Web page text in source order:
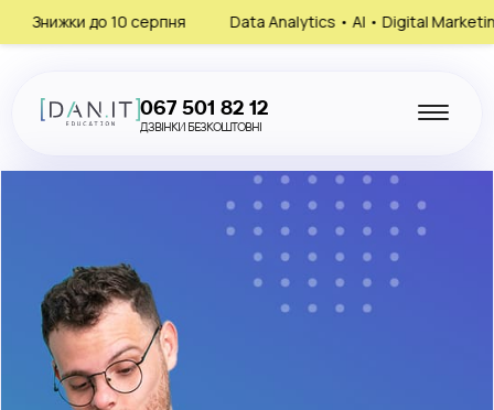
до 10 серпня Data Analytics • AI • Digital Marketing • HR
067 501 82 12
ДЗВІНКИ БЕЗКОШТОВНІ